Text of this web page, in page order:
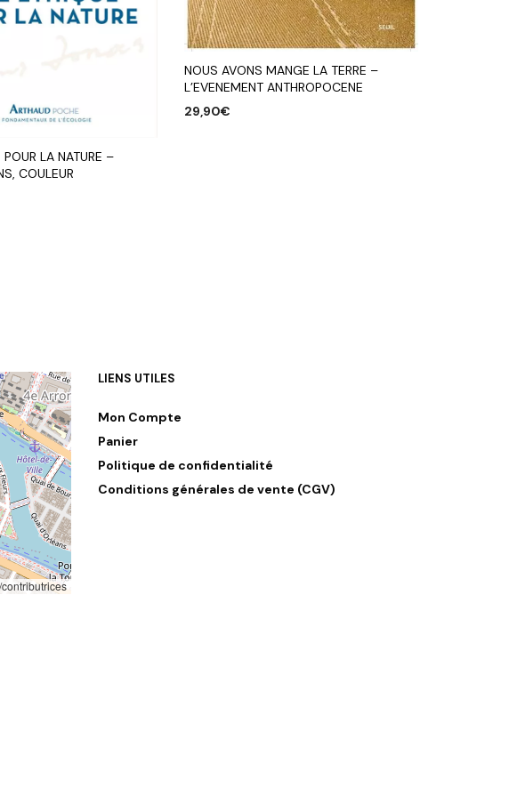
POUR LA NATURE –
COULEUR
NOUS AVONS MANGE LA TERRE –
L’EVENEMENT ANTHROPOCENE
29,90€
LIENS UTILES
Mon Compte
Panier
Politique de confidentialité
Conditions générales de vente (CGV)